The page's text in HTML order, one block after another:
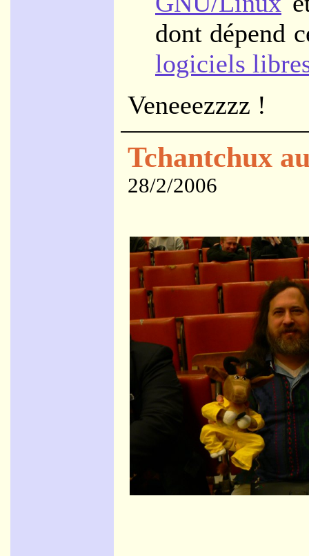
dont dépend
logiciels
Veneeezzzz !
Tchantchux
28/2/2006